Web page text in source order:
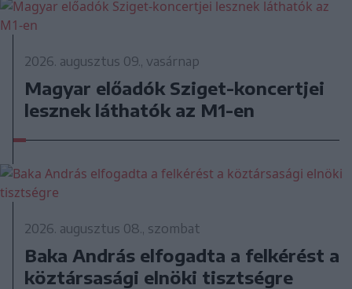
2026. augusztus 09., vasárnap
Magyar előadók Sziget-koncertjei
lesznek láthatók az M1-en
2026. augusztus 08., szombat
Baka András elfogadta a felkérést a
köztársasági elnöki tisztségre